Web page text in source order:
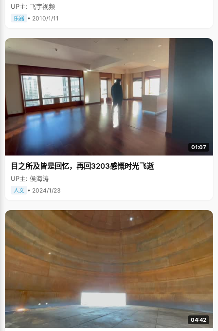
UP主: 飞宇视频
乐器 • 2010/1/11
01:07
目之所及皆是回忆，再回3203感慨时光飞逝
UP主: 侯海涛
人文 • 2024/1/23
04:42